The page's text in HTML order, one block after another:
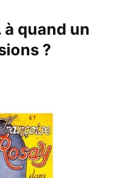
quand un
?